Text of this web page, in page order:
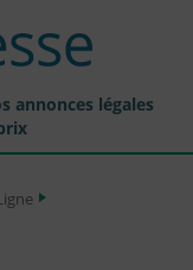
annonces légales